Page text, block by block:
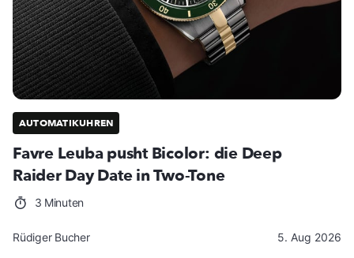
AUTOMATIKUHREN
Favre Leuba pusht Bicolor: die Deep
Raider Day Date in Two-Tone
3 Minuten
Rüdiger Bucher 5. Aug 2026